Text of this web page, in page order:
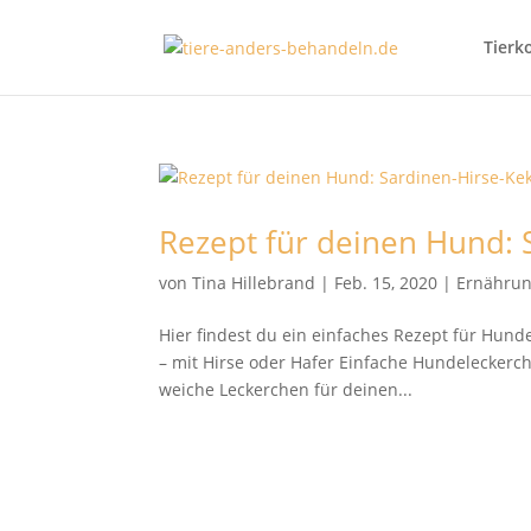
Rezept für deinen Hund:
vonTina Hillebrand | Feb. 15, 2020 |
Hier findest du ein einfaches Rezept für
– mit Hirse oder Hafer Einfache
weiche Leckerchen für deinen...